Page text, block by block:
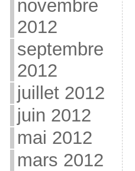
novembre
2012
septembre
2012
juillet 2012
juin 2012
mai 2012
mars 2012